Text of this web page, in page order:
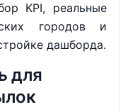
KPI, реальные
городов и
дашборда.
для